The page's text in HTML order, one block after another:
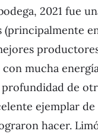
2021 fue
(principalmente
mucha
de
ejemplar de
hacer.